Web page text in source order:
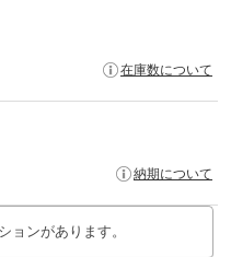
在庫数について
納期について
ョンがあります。